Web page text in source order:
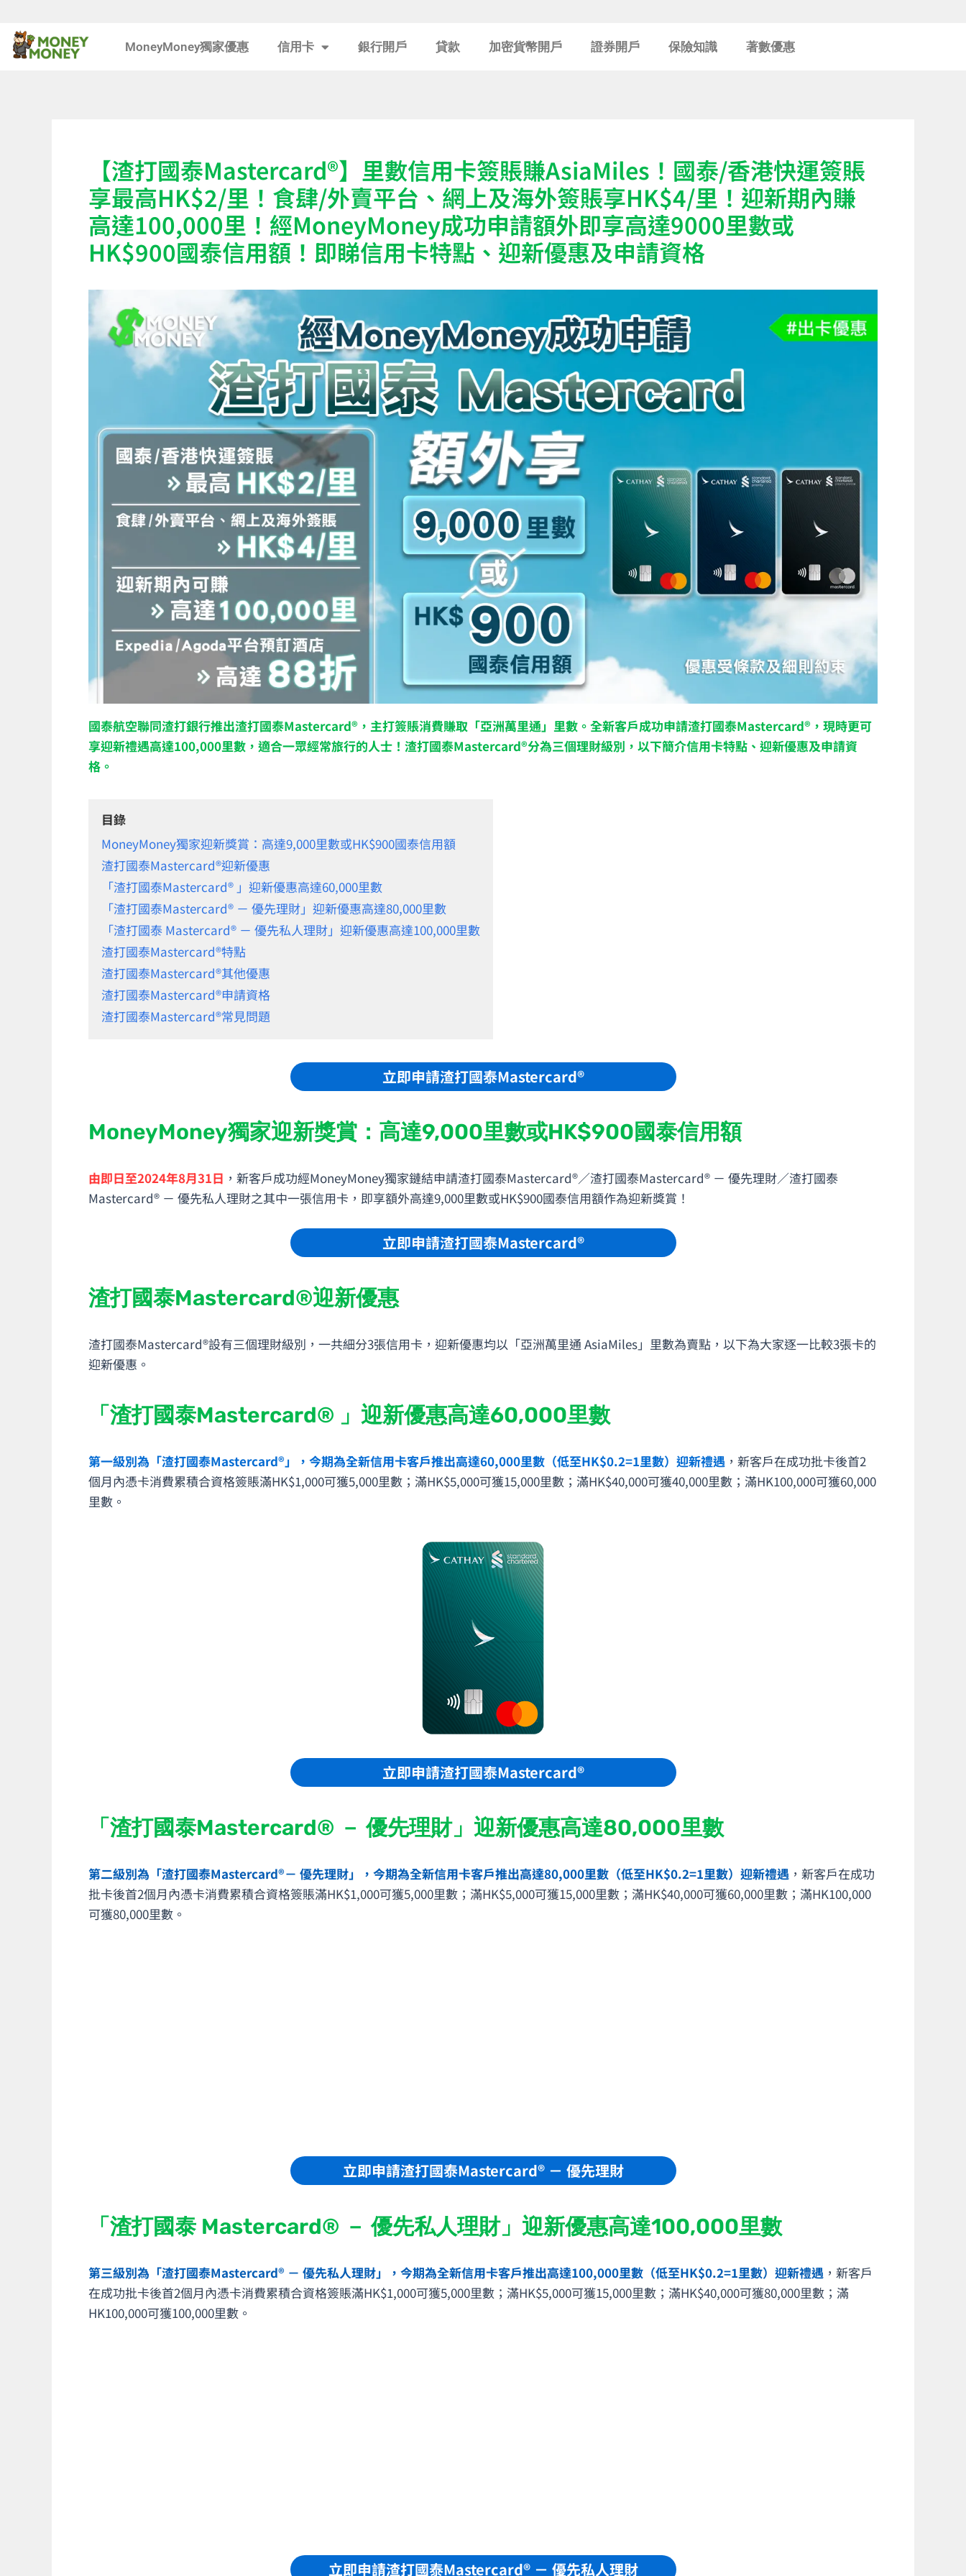
Skip
MoneyMoney獨家優惠 信用卡 銀行開戶 貸款 加密貨幣開戶 證券開戶 保險知識 著數優惠
【渣打國泰Mastercard®】里數信用卡簽賬賺AsiaMiles！國泰/香港快運簽賬
享最高HK$2/里！食肆/外賣平台、網上及海外簽賬享HK$4/里！迎新期內賺
高達100,000里！經MoneyMoney成功申請額外即享高達9000里數或
HK$900國泰信用額！即睇信用卡特點、迎新優惠及申請資格
國泰航空聯同渣打銀行推出渣打國泰Mastercard®，主打簽賬消費賺取「亞洲萬里通」里數。全新客戶成功申請渣打國泰Mastercard®，現時更可
享迎新禮遇高達100,000里數，適合一眾經常旅行的人士！渣打國泰Mastercard®分為三個理財級別，以下簡介信用卡特點、迎新優惠及申請資
格。
目錄
MoneyMoney獨家迎新獎賞：高達9,000里數或HK$900國泰信用額
渣打國泰Mastercard®迎新優惠
「渣打國泰Mastercard® 」迎新優惠高達60,000里數
「渣打國泰Mastercard® － 優先理財」迎新優惠高達80,000里數
「渣打國泰 Mastercard® － 優先私人理財」迎新優惠高達100,000里數
渣打國泰Mastercard®特點
渣打國泰Mastercard®其他優惠
渣打國泰Mastercard®申請資格
渣打國泰Mastercard®常見問題
立即申請渣打國泰Mastercard®
MoneyMoney獨家迎新獎賞：高達9,000里數或HK$900國泰信用額
由即日至2024年8月31日 ，新客戶成功經MoneyMoney獨家鏈結申請渣打國泰Mastercard®／渣打國泰Mastercard® － 優先理財／渣打國泰
Mastercard® － 優先私人理財之其中一張信用卡，即享額外高達9,000里數或HK$900國泰信用額作為迎新獎賞！
立即申請渣打國泰Mastercard®
渣打國泰Mastercard®迎新優惠
渣打國泰Mastercard®設有三個理財級別，一共細分3張信用卡，迎新優惠均以「亞洲萬里通 AsiaMiles」里數為賣點，以下為大家逐一比較3張卡的
迎新優惠。
「渣打國泰Mastercard® 」迎新優惠高達60,000里數
第一級別為「渣打國泰Mastercard®」，今期為全新信用卡客戶推出高達60,000里數（低至HK$0.2=1里數）迎新禮遇 ，新客戶在成功批卡後首2
個月內憑卡消費累積合資格簽賬滿HK$1,000可獲5,000里數；滿HK$5,000可獲15,000里數；滿HK$40,000可獲40,000里數；滿HK100,000可獲60,000
里數。
立即申請渣打國泰Mastercard®
「渣打國泰Mastercard® － 優先理財」迎新優惠高達80,000里數
第二級別為「渣打國泰Mastercard®－ 優先理財」，今期為全新信用卡客戶推出高達80,000里數（低至HK$0.2=1里數）迎新禮遇 ，新客戶在成功
批卡後首2個月內憑卡消費累積合資格簽賬滿HK$1,000可獲5,000里數；滿HK$5,000可獲15,000里數；滿HK$40,000可獲60,000里數；滿HK100,000
可獲80,000里數。
立即申請渣打國泰Mastercard® － 優先理財
「渣打國泰 Mastercard® － 優先私人理財」迎新優惠高達100,000里數
第三級別為「渣打國泰Mastercard® － 優先私人理財」，今期為全新信用卡客戶推出高達100,000里數（低至HK$0.2=1里數）迎新禮遇 ，新客戶
在成功批卡後首2個月內憑卡消費累積合資格簽賬滿HK$1,000可獲5,000里數；滿HK$5,000可獲15,000里數；滿HK$40,000可獲80,000里數；滿
HK100,000可獲100,000里數。
立即申請渣打國泰Mastercard® － 優先私人理財